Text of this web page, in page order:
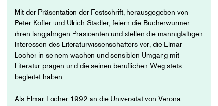
Mit der Präsentation der Festschrift, herausgegeben von
Peter Kofler und Ulrich Stadler, feiern die Bücherwürmer
ihren langjährigen Präsidenten und stellen die mannigfaltigen
Interessen des Literaturwissenschafters vor, die Elmar
Locher in seinem wachen und sensiblen Umgang mit
Literatur prägen und die seinen beruflichen Weg stets
begleitet haben.
Als Elmar Locher 1992 an die Universität von Verona